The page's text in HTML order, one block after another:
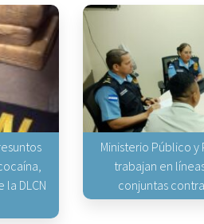
DLCN
Ministerio Público y
trabajan en
conjuntas